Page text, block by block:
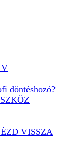
döntéshozó?
VISSZA